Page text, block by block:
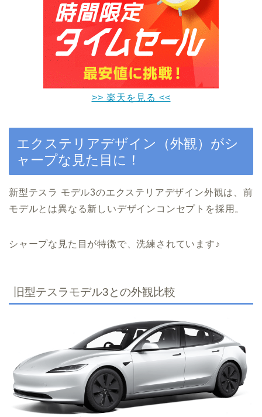
>> 楽天を見る <<
エクステリアデザイン（外観）がシ
ャープな見た目に！
新型テスラ モデル3のエクステリアデザイン外観は、前
モデルとは異なる新しいデザインコンセプトを採用。
シャープな見た目が特徴で、洗練されています♪
旧型テスラモデル3との外観比較